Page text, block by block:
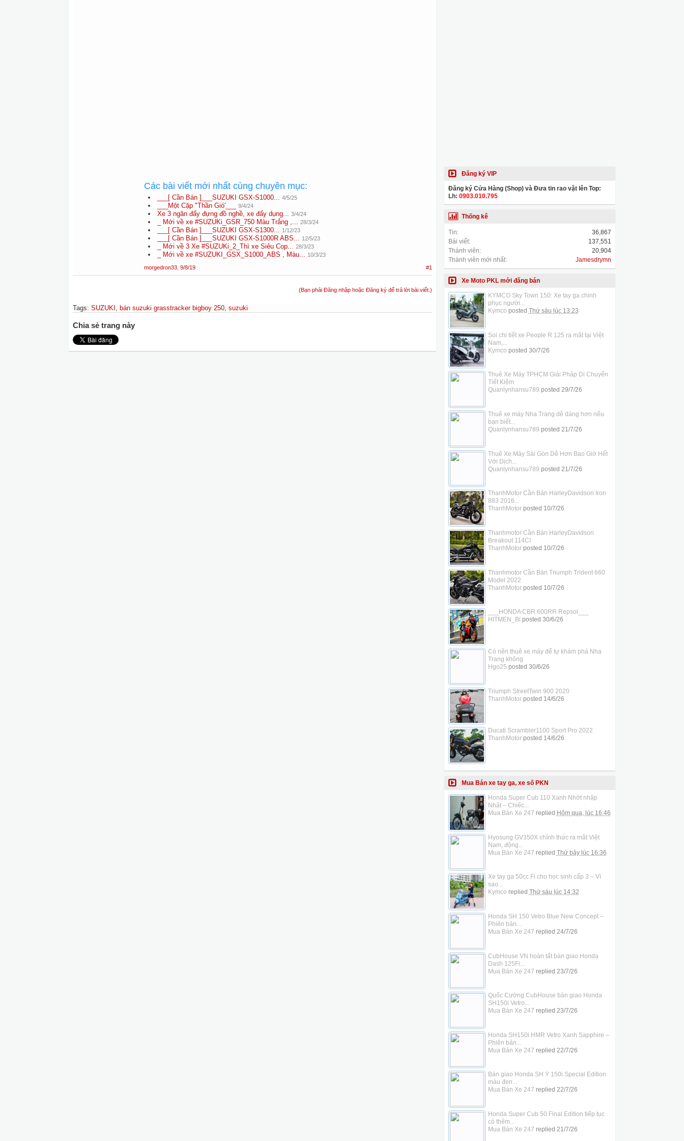
Các bài viết mới nhất cùng chuyên mục:
___[ Cần Bán ]___SUZUKI GSX-S1000... 4/5/25
___Một Cặp "Thần Gió'___ 9/4/24
Xe 3 ngăn đẩy đựng đồ nghề, xe đẩy dụng... 3/4/24
_ Mới về xe #SUZUKi_GSR_750 Màu Trắng ,... 28/3/24
___[ Cần Bán ]___SUZUKI GSX-S1300... 1/12/23
___[ Cần Bán ]___SUZUKI GSX-S1000R ABS... 12/5/23
_ Mới về 3 Xe #SUZUKi_2_Thì xe Siêu Cọp... 28/3/23
_ Mới về xe #SUZUKI_GSX_S1000_ABS , Màu... 10/3/23
morgedron33 9/8/19 #1
(Bạn phải Đăng nhập hoặc Đăng ký để trả lời bài viết.)
Tags: SUZUKI , bán suzuki grasstracker bigboy 250, suzuki
Chia sẻ trang này
Đăng ký VIP
Đăng ký Cửa Hàng (Shop) và Đưa tin rao vặt lên Top:
Lh: 0903.010.795
Thống kê
Tin:
36,867
Bài viết:
137,551
Thành viên:
20,904
Thành viên mới nhất:
Jamesdrymn
Xe Moto PKL mới đăng bán
KYMCO Sky Town 150: Xe tay ga chinh
phục người...
Kymco posted Thứ sáu lúc 13:23
Soi chi tiết xe People R 125 ra mắt tại Việt
Nam,...
Kymco posted 30/7/26
Thuê Xe Máy TPHCM Giải Pháp Di Chuyển
Tiết Kiệm
Quanlynhansu789 posted 29/7/26
Thuê xe máy Nha Trang dễ dàng hơn nếu
bạn biết...
Quanlynhansu789 posted 21/7/26
Thuê Xe Máy Sài Gòn Dễ Hơn Bao Giờ Hết
Với Dịch...
Quanlynhansu789 posted 21/7/26
ThanhMotor Cần Bán HarleyDavidson Iron
883 2016...
ThanhMotorposted 10/7/26
Thanhmotor Cần Bán HarleyDavidson
Breakout 114CI
ThanhMotorposted 10/7/26
Thanhmotor Cần Bán Triumph Trident 660
Model 2022
ThanhMotorposted 10/7/26
___HONDA CBR 600RR Repsol___
HITMEN_Bi posted 30/6/26
Có nên thuê xe máy để tự khám phá Nha
Trang không
Hgo25 posted 30/6/26
Triumph StreetTwin 900 2020
ThanhMotorposted 14/6/26
Ducati Scrambler1100 Sport Pro 2022
ThanhMotorposted 14/6/26
Mua Bán xe tay ga, xe số PKN
Honda Super Cub 110 Xanh Nhớt nhập
Nhật – Chiếc...
Mua Bán Xe 247 replied Hôm qua, lúc 16:46
Hyosung GV350X chính thức ra mắt Việt
Nam, động...
Mua Bán Xe 247 replied Thứ bảy lúc 16:36
Xe tay ga 50cc Fi cho học sinh cấp 3 – Vì
sao...
Kymco replied Thứ sáu lúc 14:32
Honda SH 150 Vetro Blue New Concept –
Phiên bản...
Mua Bán Xe 247 replied 24/7/26
CubHouse VN hoàn tất bàn giao Honda
Dash 125Fi...
Mua Bán Xe 247 replied 23/7/26
Quốc Cường CubHouse bàn giao Honda
SH150i Vetro...
Mua Bán Xe 247 replied 23/7/26
Honda SH150i HMR Vetro Xanh Sapphire –
Phiên bản...
Mua Bán Xe 247 replied 22/7/26
Bàn giao Honda SH Ý 150i Special Edition
màu đen...
Mua Bán Xe 247 replied 22/7/26
Honda Super Cub 50 Final Edition tiếp tục
có thêm...
Mua Bán Xe 247 replied 21/7/26